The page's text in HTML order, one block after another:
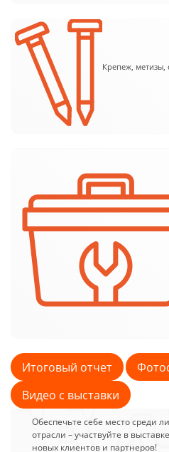
Крепеж, метизы,
Итоговый отчет
Видео с выставки
Обеспечьте себе место среди
отрасли – участвуйте в
новых клиентов и партнеров!